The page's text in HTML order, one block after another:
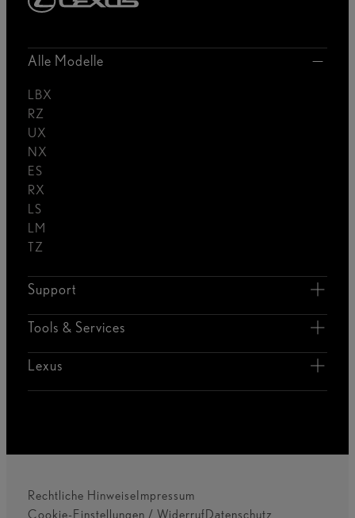
Alle Modelle
LBX
RZ
UX
NX
ES
RX
LS
LM
TZ
Support
Tools & Services
Lexus
Rechtliche Hinweise Impressum
Cookie-Einstellungen / WiderrufDatenschutz